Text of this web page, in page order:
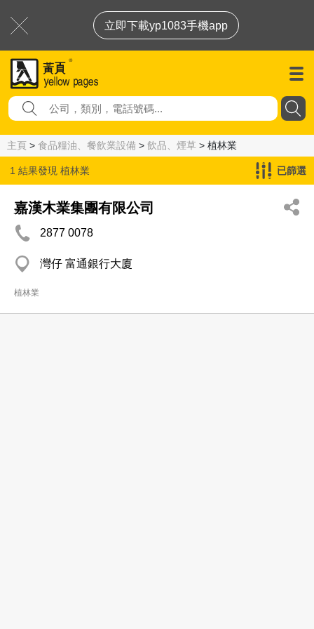
立即下載yp1083手機app
主頁 > 食品糧油、餐飲業設備 > 飲品、煙草 > 植林業
1 結果發現 植林業 已篩選
嘉漢木業集團有限公司
2877 0078
灣仔 富通銀行大廈
植林業